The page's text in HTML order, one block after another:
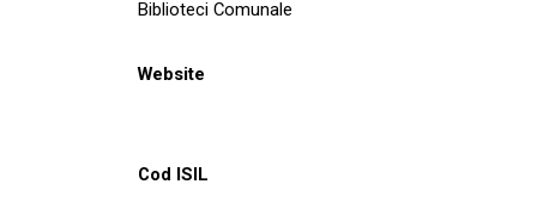
Biblioteci Comunale
Website
Cod ISIL